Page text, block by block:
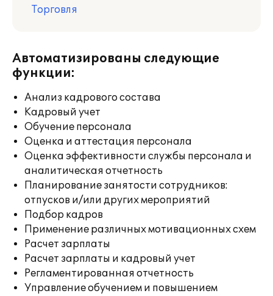
Торговля
Автоматизированы следующие
функции:
Анализ кадрового состава
Кадровый учет
Обучение персонала
Оценка и аттестация персонала
Оценка эффективности службы персонала и
аналитическая отчетность
Планирование занятости сотрудников:
отпусков и/или других мероприятий
Подбор кадров
Применение различных мотивационных схем
Расчет зарплаты
Расчет зарплаты и кадровый учет
Регламентированная отчетность
Управление обучением и повышением